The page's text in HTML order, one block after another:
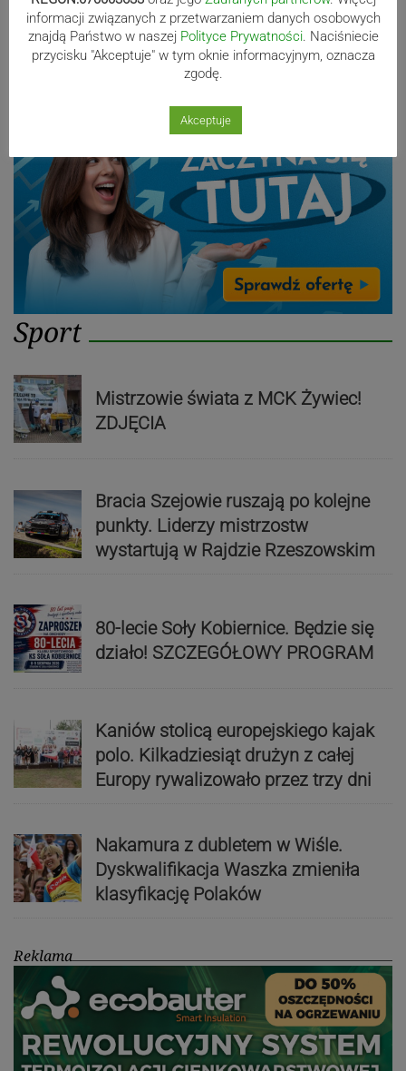
Reklama
Sport
Mistrzowie świata z MCK Żywiec!
ZDJĘCIA
Bracia Szejowie ruszają po kolejne
punkty. Liderzy mistrzostw
wystartują w Rajdzie Rzeszowskim
80-lecie Soły Kobiernice. Będzie się
działo! SZCZEGÓŁOWY PROGRAM
Kaniów stolicą europejskiego kajak
polo. Kilkadziesiąt drużyn z całej
Europy rywalizowało przez trzy dni
Nakamura z dubletem w Wiśle.
Dyskwalifikacja Waszka zmieniła
klasyfikację Polaków
Reklama
informacji związanych z przetwarzaniem danych osobowych
znajdą Państwo w naszej Polityce Prywatności. Naciśniecie
przycisku "Akceptuje" w tym oknie informacyjnym, oznacza
zgodę.
Akceptuje